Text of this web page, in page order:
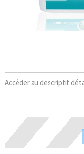
Accéder au descriptif